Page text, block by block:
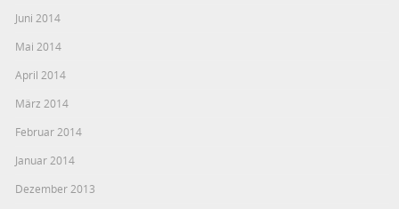
Juni 2014
Mai 2014
April 2014
März 2014
Februar 2014
Januar 2014
Dezember 2013